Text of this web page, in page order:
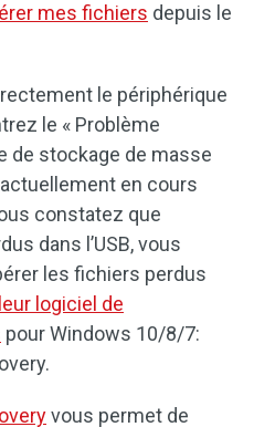
mes fichiers depuis le
le périphérique
le « Problème
de stockage de masse
en cours
constatez que
dans l’USB, vous
les fichiers perdus
logiciel de
pour Windows 10/8/7:
vous permet de